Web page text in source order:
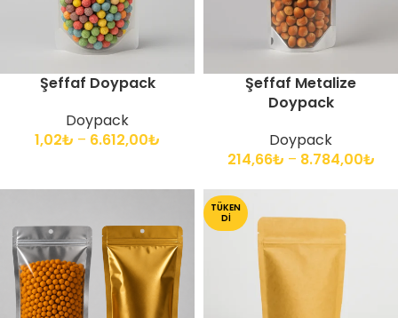
Şeffaf Doypack
Doypack
1,02₺ – 6.612,00₺
Şeffaf Metalize
Doypack
Doypack
214,66₺ – 8.784,00₺
TÜKEN
DI